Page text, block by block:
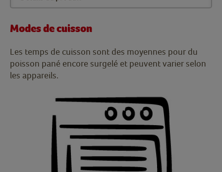
Modes de cuisson
Les temps de cuisson sont des moyennes pour du
poisson pané encore surgelé et peuvent varier selon
les appareils.